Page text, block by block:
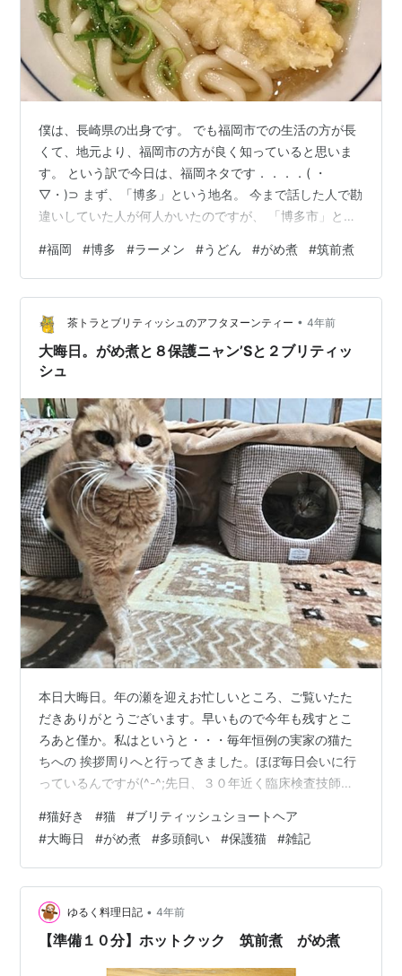
僕は、長崎県の出身です。 でも福岡市での生活の方が長
くて、地元より、福岡市の方が良く知っていると思いま
す。 という訳で今日は、福岡ネタです．．．．( ・
▽・)⊃ まず、「博多」という地名。 今まで話した人で勘
違いしていた人が何人かいたのですが、 「博多市」とい
は、「福岡県福岡市博多区」です。 「博多駅」を中心と
したエリアは、基本はビジネス街です。 もちろん、飲み
屋、飲食店はたくさんあります。 そして、商業施設が立
ち並ぶのが、博多駅から地下鉄で５分位にある「天神」
です。 住所は「福岡県福岡市中央区」になります。 天神
には長～い地下街があり…
#福岡 #博多 #ラーメン #うどん #がめ煮 #筑前煮
茶トラとブリティッシュのアフタヌーンティー • 4年前
大晦日。がめ煮と８保護ニャン’Sと２ブリティッ
シュ
本日大晦日。年の瀬を迎えお忙しいところ、ご覧いたた
だきありがとうございます。早いもので今年も残すとこ
ろあと僅か。私はというと・・・毎年恒例の実家の猫た
ちへの 挨拶周りへと行ってきました。ほぼ毎日会いに行
っているんですが(^-^;先日、３０年近く臨床検査技師と
母を労い、今年は姉と兄が代わりに我が家恒例のがめ煮
を作ってくれていました。 こちら↓↓ 猫たち１０匹に今
年１年間のご挨拶 右から にゃん太郎（１5）ゆず太郎
（８） ミント（１4） ラム（１２） 右から リリー（３）
クロ（３）レオ（１） オリーブ（１） 毎日自宅にて顔を
合わせているブリティッシ…
#猫好き #猫 #ブリティッシュショートヘア
#大晦日 #がめ煮 #多頭飼い #保護猫 #雑記
ゆるく料理日記 • 4年前
【準備１０分】ホットクック 筑前煮 がめ煮